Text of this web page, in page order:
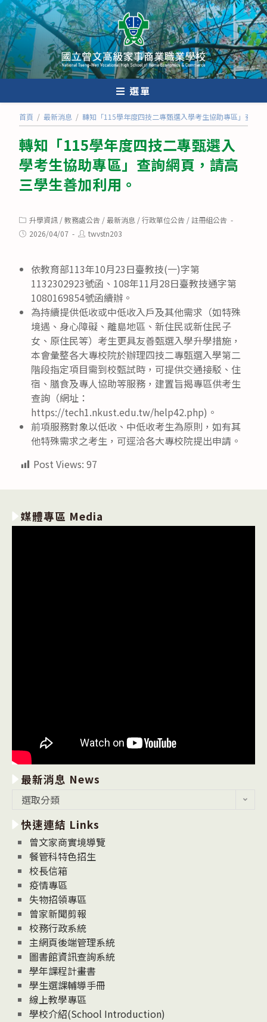
跳
轉
至
主
要
內
選單
首頁 / 最新消息 / 轉知「115學年度四技二專甄選入學考生協助專區」查詢
轉知「115學年度四技二專甄選入
學考生協助專區」查詢網頁，請高
三學生善加利用。
Post
category:
升學資訊 /教務處公告 /最新消息 /行政單位公告 /註冊組公告
Post2026/04/07
Posttwvstn203
依教育部113年10月23日臺教技(一)字第
1132302923號函、108年11月28日臺教技通字第
1080169854號函續辦。
為持續提供低收或中低收入戶及其他需求（如特殊
境遇、身心障礙、離島地區、新住民或新住民子
女、原住民等）考生更具友善甄選入學升學措施，
本會彙整各大專校院於辦理四技二專甄選入學第二
階段指定項目需到校甄試時，可提供交通接駁、住
宿、膳食及專人協助等服務，建置旨揭專區供考生
查詢（網址：
https://tech1.nkust.edu.tw/help42.php)。
前項服務對象以低收、中低收考生為原則，如有其
他特殊需求之考生，可逕洽各大專校院提出申請。
Post Views: 97
媒體專區 Media
最新消息 News
消
息
News
選取分類
快速連結 Links
曾文家商實境導覽
餐管科特色招生
校長信箱
疫情專區
失物招領專區
曾家新聞剪報
校務行政系統
主網頁後端管理系統
圖書館資訊查詢系統
學年課程計畫書
學生選課輔導手冊
線上教學專區
學校介紹(School Introduction)